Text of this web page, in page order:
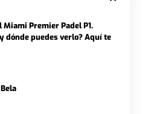
Premier Padel P1.
dónde puedes verlo? Aquí te